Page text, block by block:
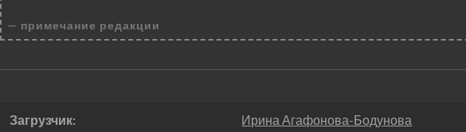
примечание редакции
Загрузчик: Ирина Агафонова-Бодунова